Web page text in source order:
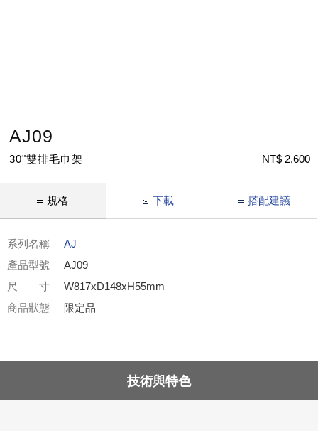
AJ09
30"雙排毛巾架 NT$ 2,600
規格 下載 搭配建議
系列名稱
AJ
產品型號
AJ09
尺 寸
W817xD148xH55mm
商品狀態
限定品
技術與特色